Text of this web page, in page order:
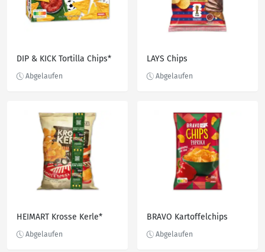
DIP & KICK Tortilla Chips* LAYS Chips
HEIMART Krosse Kerle* BRAVO Kartoffelchips